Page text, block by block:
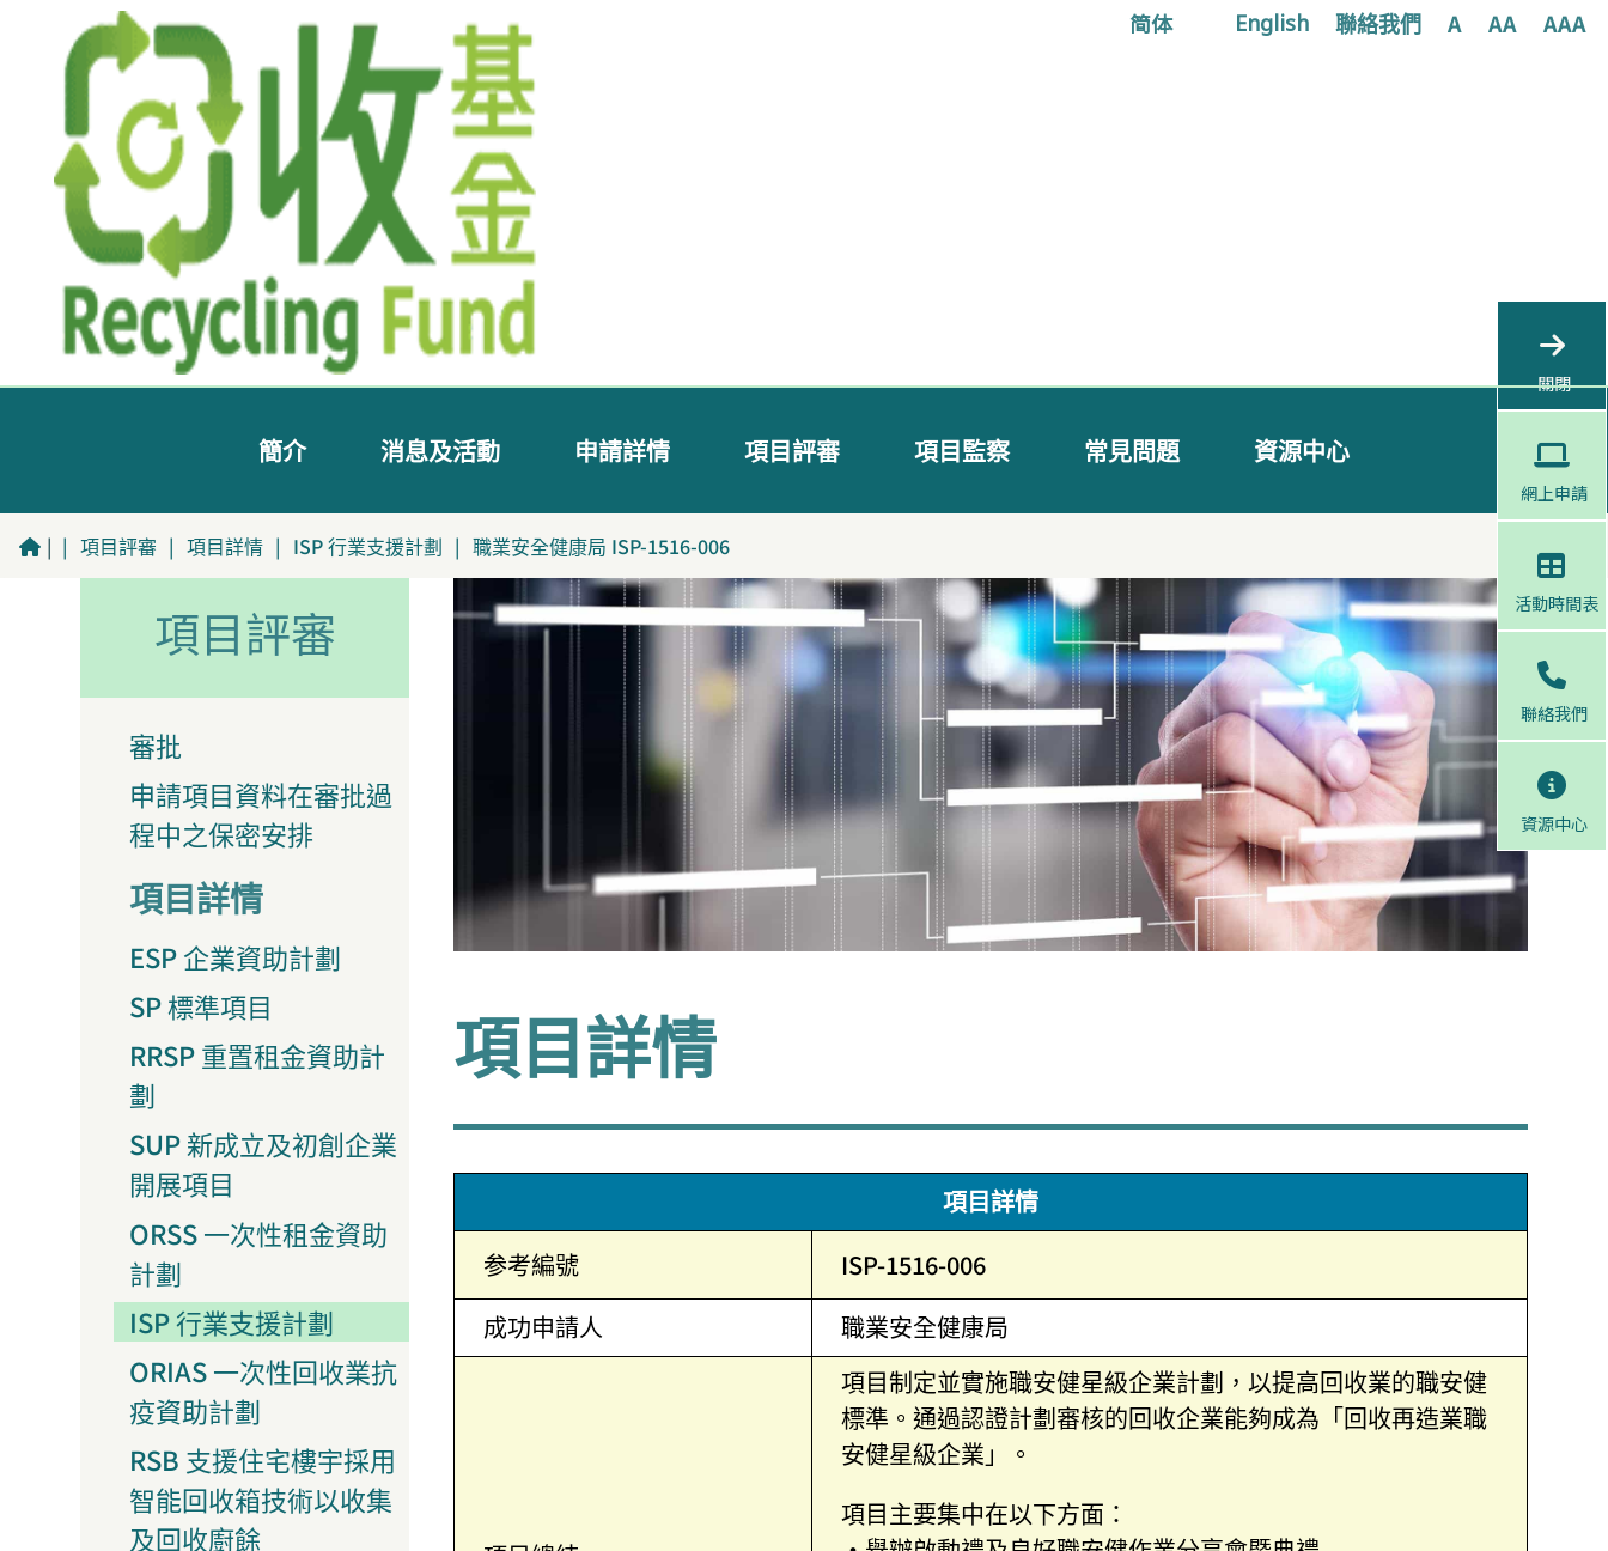
简体 English 聯絡我們 A AA AAA
簡介 消息及活動 申請詳情 項目評審 項目監察 常見問題 資源中心
關閉
網上申請
活動時間表
聯絡我們
資源中心
| | 項目評審 | 項目詳情 | ISP 行業支援計劃 | 職業安全健康局 ISP-1516-006
項目評審
審批
申請項目資料在審批過
程中之保密安排
項目詳情
ESP 企業資助計劃
SP 標準項目
RRSP 重置租金資助計
劃
SUP 新成立及初創企業
開展項目
ORSS 一次性租金資助
計劃
ISP 行業支援計劃
ORIAS 一次性回收業抗
疫資助計劃
RSB 支援住宅樓宇採用
智能回收箱技術以收集
及回收廚餘
項目詳情
項目詳情
参考編號
ISP-1516-006
成功申請人
職業安全健康局
項目制定並實施職安健星級企業計劃，以提高回收業的職安健
標準。通過認證計劃審核的回收企業能夠成為「回收再造業職
安健星級企業」。
項目主要集中在以下方面：